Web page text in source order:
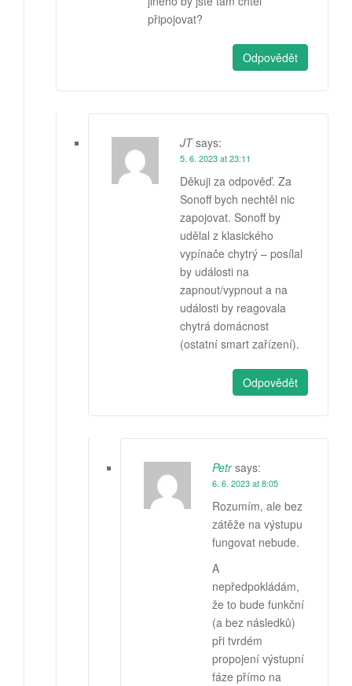
připojovat?
Odpovědět
JT says:
5. 6. 2023 at 23:11
Děkuji za odpověď. Za
Sonoff bych nechtěl nic
zapojovat. Sonoff by
udělal z klasického
vypínače chytrý – posílal
by události na
zapnout/vypnout a na
události by reagovala
chytrá domácnost
(ostatní smart zařízení).
Odpovědět
Petr says:
6. 6. 2023 at 8:05
Rozumím, ale bez
zátěže na výstupu
fungovat nebude.
A
nepředpokládám,
že to bude funkční
(a bez následků)
při tvrdém
propojení výstupní
fáze přímo na